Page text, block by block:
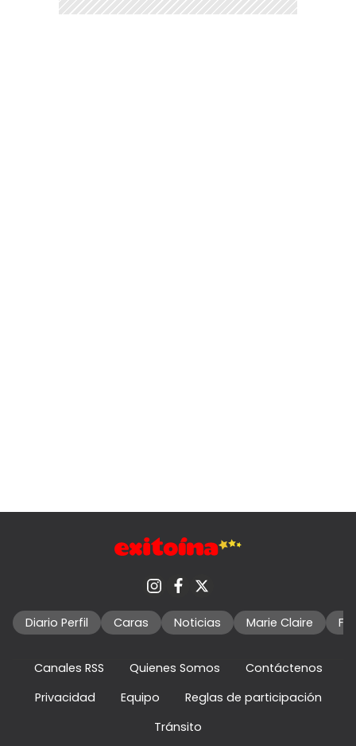
Diario Perfil Caras Noticias Marie Claire
Canales RSS Quienes Somos
Contáctenos
Privacidad
Equipo
Reglas de participación
Tránsito